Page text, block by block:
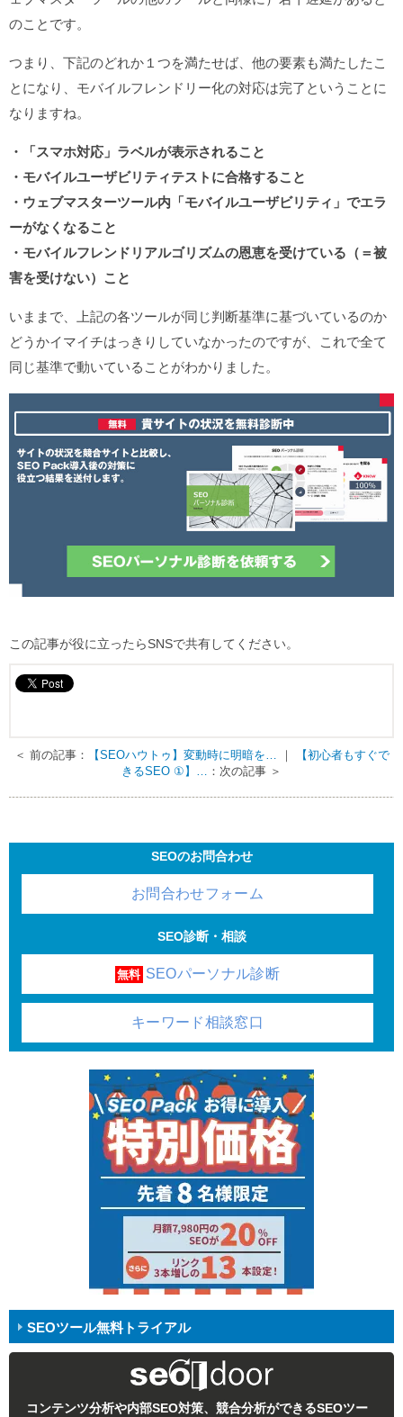
のことです。
つまり、下記のどれか１つを満たせば、他の要素も満たしたこ
とになり、モバイルフレンドリー化の対応は完了ということに
なりますね。
・「スマホ対応」ラベルが表示されること
・モバイルユーザビリティテストに合格すること
・ウェブマスターツール内「モバイルユーザビリティ」でエラ
ーがなくなること
・モバイルフレンドリアルゴリズムの恩恵を受けている（＝被
害を受けない）こと
いままで、上記の各ツールが同じ判断基準に基づいているのか
どうかイマイチはっきりしていなかったのですが、これで全て
同じ基準で動いていることがわかりました。
この記事が役に立ったらSNSで共有してください。
＜ 前の記事： 【SEOハウトゥ】変動時に明暗を… ｜
【初心者もすぐで
きるSEO ①】… ：次の記事 ＞
SEOのお問合わせ
お問合わせフォーム
SEO診断・相談
無料 SEOパーソナル診断
キーワード相談窓口
SEOツール無料トライアル
コンテンツ分析や内部SEO対策、競合分析ができるSEOツー